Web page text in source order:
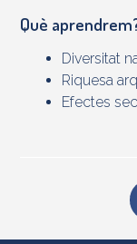
Què
Diversitat
Riquesa
Efectes